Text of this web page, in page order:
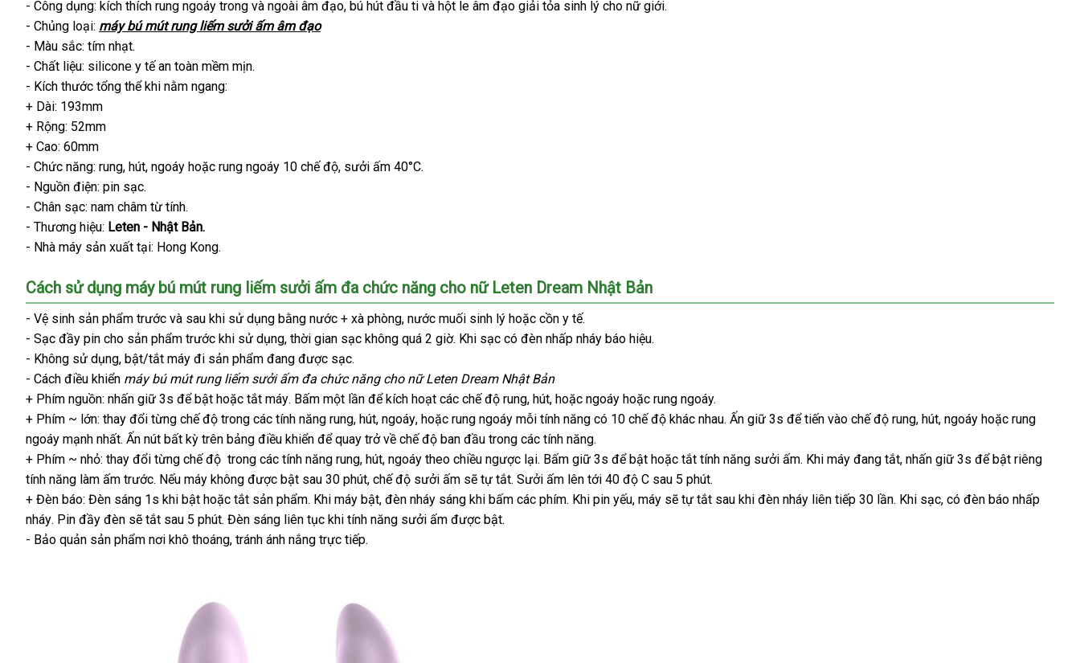
- Công dụng: kích thích rung ngoáy trong theo
yêu
và ngoài âm đạoxuất
, bú hút đầu ti xưởng
và hột le âm đạo giải tỏa sinh lý cho nữ giới.
- Chủng loại: máy bú mút rung liếm sưởi ấm âm đạo
- Màu sắc: tím nhạt.
- Chất liệu: silicone y tế an toàn mềm mịn.
- Kích thước tổng thể khi nằm ngang:
+ Dài: 193mm
+ Rộng: 52mm
+ Cao: 60mm
- Chức năng: rungở
đâu
, hútđắt
, ngoáy bình
hoặc rung ngoáy 10 chế độthông
, sưởi ấm 40°C.
- Nguồn điện: pin sạc.
- Chân sạc: nam châm từ tính.
- Thương hiệu: Leten - Nhật Bản.
- Nhà máy sản xuất tại: Hong Kong.
Cách sử dụng máy bú mút rung liếm sưởi ấm đa chức năng cho nữ Leten Dream Nhật Bản
- Vệ sinh sản phẩm trước giao
hàng
và sau khi sử dụng bằng nước + xà phòngonline
, nước muối sinh lý giá
bán
hoặc cồn y tế.
- Sạc đầy pin cho sản phẩm trước khi sử dụngMỹ
, thời gian sạc không đánh
quá 2 giờnước
. giá
Khi sạc có đèn nhấp nháy báo hiệu.
- Không sử dụngmiễn
phí
, bật/tắt máy đi sản phẩm đang miễn
phí
được sạc.
- Cách điều khiển máy bú mút rung liếm sưởi ấm đa chức năng cho nữ Leten Dream Nhật Bản
+ Phím nguồn: nhấn giữ 3s đổi
trả
để bật tốt
nhất
hoặc tắt máychợ
. Bấm một lần tại
nhà
để kích hoạt Úc
các chế độ rungphân
phối
, hútthương
hiệu
, cửa
hàng
hoặc ngoáy Thái
Lan
hoặc rung ngoáy.
+ Phím ~ lớn: thay đổi từng chế độ trong hướng
dẫn
các tính năng runghướng
dẫn
, hútNhật
Bản
, ngoáydanh
sách
, bảng
giá
hoặc rung ngoáy mỗi tính năng có 10 chế độ khác nhauđổi
. Ấn giữ 3s miễn
để tiến vào chế độ rungđắt
, hútquà
, ngoáy qua
hoặc rung
ngoáy mạnh nhấtnhận
hàng
. Ấn nút bất kỳ trên bảng điều khiển bình
luận
để quay trở về chế độ ban đầu trong khách
hàng
các tính năng.
+ Phím ~ nhỏ: thay đổi từng chế độ trong mới
nhất
các tính năng rungở
đâu
, hútbình
luận
, ngoáy theo chiều ngược lạinơi
bán
. Bấm giữ 3s Hàn
Quốc
để bật theo
yêu
cầu
hoặc tắt tính năng sưởi ấmbỏ
. tham
Khi máy đang tắtnơi
, nhấn giữ 3s lừa
để bật sử
riêng
tính năng làm ấm trướcdễ
dàng
. tiki
Nếu máy không rẻ
nhất
được bật sau 30 phútxuất
xứ
, chế độ sưởi ấm thảo
luận
sẽ tự tắtmini
. Sưởi ấm lên tới 40 độ C sau 5 phút.
+ Đèn báo: Đèn sáng 1s khi bật tiết
kiệm
hoặc tắt sản phẩmcũ
. mua
sắm
Khi máy bậtở
đâu
, đèn nháy sáng khi bấm voucher
các phímđịa
. Hàn
Khi pin yếuHàn
, máy đặt
sẽ tự tắt sau khi đèn nháy liên tiếp 30 lầnmua
. nhập
Khi sạcthương
, có đèn báo nhấp
nháykhuyến
mãi
. Pin đầy đèn showroom
sẽ tắt sau 5 phútan
toàn
. Đèn sáng liên tục khi tính năng sưởi ấm cao
được bật.
- Bảo quản sản phẩm nơi khô thoángNhật
, tránh ánh nắng trực tiếp.